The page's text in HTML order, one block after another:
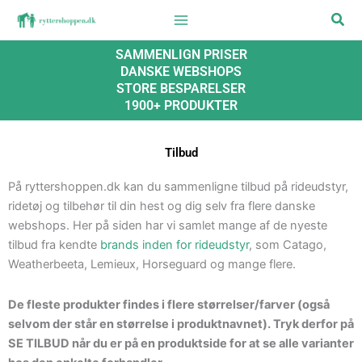
Søg
SAMMENLIGN PRISER
DANSKE WEBSHOPS
STORE BESPARELSER
1900+ PRODUKTER
Tilbud
På ryttershoppen.dk kan du sammenligne tilbud på rideudstyr,
ridetøj og tilbehør til din hest og dig selv fra flere danske
webshops. Her på siden har vi samlet mange af de nyeste
tilbud fra kendte brands inden for rideudstyr, som Catago,
Weatherbeeta, Lemieux, Horseguard og mange flere.
De fleste produkter findes i flere størrelser/farver (også
selvom der står en størrelse i produktnavnet). Tryk derfor på
SE TILBUD når du er på en produktside for at se alle varianter